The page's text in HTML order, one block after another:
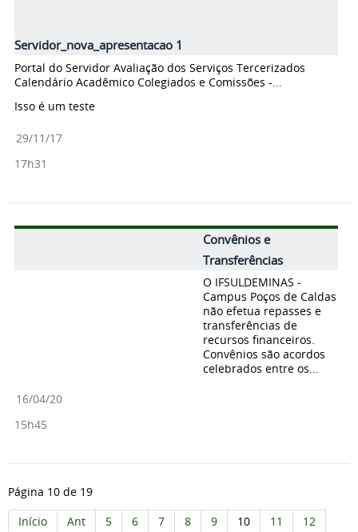
Servidor_nova_apresentacao 1
Portal do Servidor Avaliação dos Serviços Tercerizados
Calendário Acadêmico Colegiados e Comissões -...
Isso é um teste
29/11/17
17h31
Convênios e
Transferências
O IFSULDEMINAS -
Campus Poços de Caldas
não efetua repasses e
transferências de
recursos financeiros.
Convênios são acordos
celebrados entre os...
16/04/20
15h45
Página 10 de 19
Início
Ant 5 6 7 8 9 10 11
12